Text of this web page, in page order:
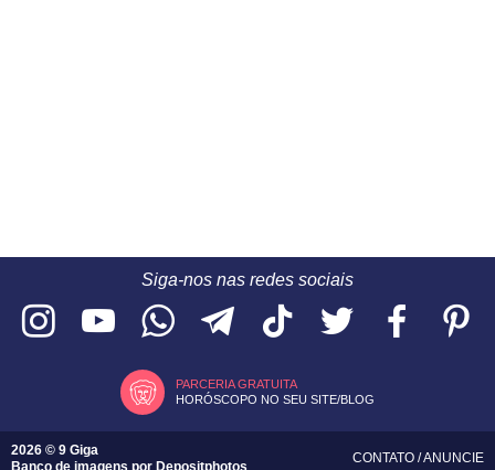
Siga-nos nas redes sociais
PARCERIA GRATUITA
HORÓSCOPO NO SEU SITE/BLOG
2026 © 9 Giga
Banco de imagens por Depositphotos
CONTATO /ANUNCIE